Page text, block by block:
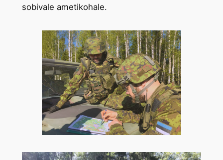
sobivale ametikohale.